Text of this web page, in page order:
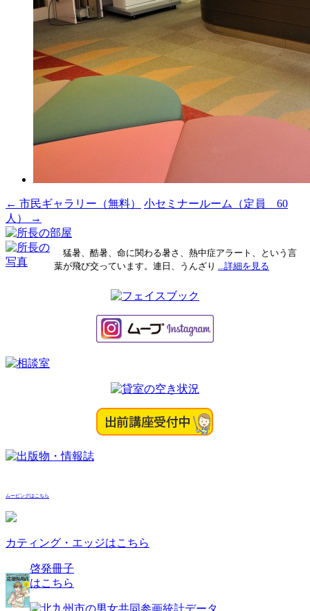
投
稿
ナ
ビ
← 市民ギャラリー（無料）
小セミナールーム（定員 60
人）
→
猛暑、酷暑、命に関わる暑さ、熱中症アラート、という言
葉が飛び交っています。連日、うんざり
...詳細を見る
ムービングはこちら
カティング・エッジはこちら
啓発冊子
はこちら